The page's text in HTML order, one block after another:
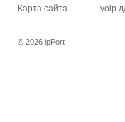
Карта сайта
voip
© 2026 ipPort